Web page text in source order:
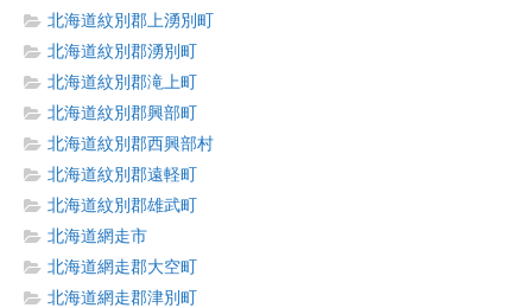
北海道紋別郡上湧別町
北海道紋別郡湧別町
北海道紋別郡滝上町
北海道紋別郡興部町
北海道紋別郡西興部村
北海道紋別郡遠軽町
北海道紋別郡雄武町
北海道網走市
北海道網走郡大空町
北海道網走郡津別町